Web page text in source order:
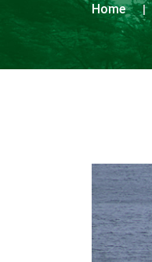
Home